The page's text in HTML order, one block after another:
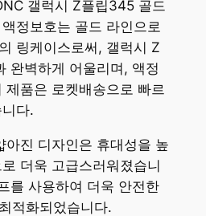
갤럭시 Z플립345 골드
정보호는 골드 라인으로
링케이스로써, 갤럭시 Z
완벽하게 어울리며, 액정
제품은 로켓배송으로 빠르
다.
아진 디자인은 휴대성을 높
더욱 고급스러워졌습니
를 사용하여 더욱 안전한
적화되었습니다.